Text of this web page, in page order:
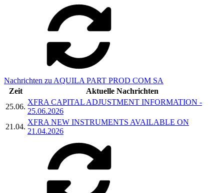
Nachrichten zu AQUILA PART PROD COM SA
Zeit
Aktuelle Nachrichten
25.06.
XFRA CAPITAL ADJUSTMENT INFORMATION -
25.06.2026
21.04.
XFRA NEW INSTRUMENTS AVAILABLE ON
21.04.2026